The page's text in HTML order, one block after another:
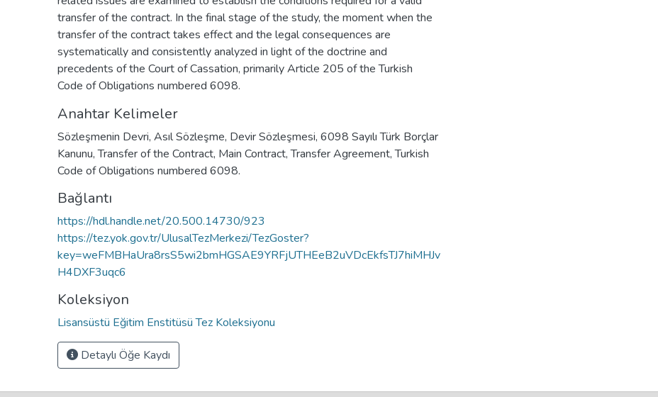
transfer of the contract. In the final stage of the study, the moment when the
transfer of the contract takes effect and the legal consequences are
systematically and consistently analyzed in light of the doctrine and
precedents of the Court of Cassation, primarily Article 205 of the Turkish
Code of Obligations numbered 6098.
Anahtar Kelimeler
Sözleşmenin Devri, Asıl Sözleşme, Devir Sözleşmesi, 6098 Sayılı Türk Borçlar
Kanunu,Transfer of the Contract, Main Contract,Transfer Agreement,Turkish
Code of Obligations numbered 6098.
Bağlantı
https://hdl.handle.net/20.500.14730/923
https://tez.yok.gov.tr/UlusalTezMerkezi/TezGoster?
key=weFMBHaUra8rsS5wi2bmHGSAE9YRFjUTHEeB2uVDcEkfsTJ7hiMHJv
H4DXF3uqc6
Koleksiyon
Lisansüstü Eğitim Enstitüsü Tez Koleksiyonu
Detaylı Öğe Kaydı